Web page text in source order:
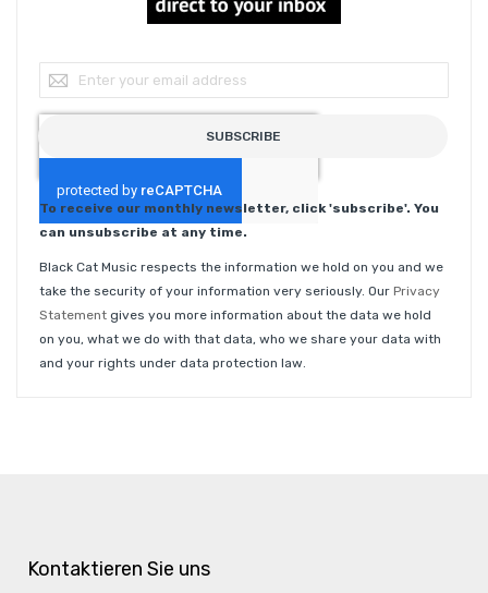
Sign Up for Our Newsletter:
SUBSCRIBE
To receive our monthly newsletter, click 'subscribe'. You
can unsubscribe at any time.
Black Cat Music respects the information we hold on you and we
take the security of your information very seriously. Our Privacy
Statement gives you more information about the data we hold
on you, what we do with that data, who we share your data with
and your rights under data protection law.
Kontaktieren Sie uns